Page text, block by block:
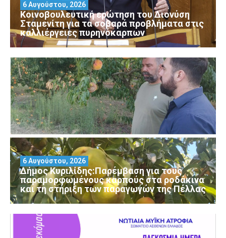
Κοινοβουλευτική ερώτηση του Διονύση
Σταμενίτη για τα σοβαρά προβλήματα στις
καλλιέργειες πυρηνόκαρπων
6 Αυγούστου, 2026
Δήμος Κυριλίδης:Παρέμβαση για τους
παραμορφωμένους καρπούς στα ροδάκινα
και τη στήριξη των παραγωγών της Πέλλας
6 Αυγούστου, 2026